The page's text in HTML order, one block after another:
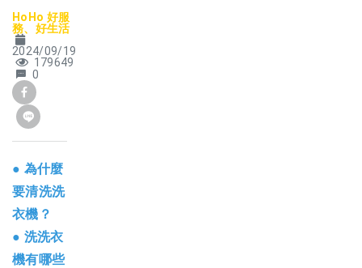
HoHo 好服
務、好生活
2024/09/19
179649
0
● 為什麼
要清洗洗
衣機？
● 洗洗衣
機有哪些